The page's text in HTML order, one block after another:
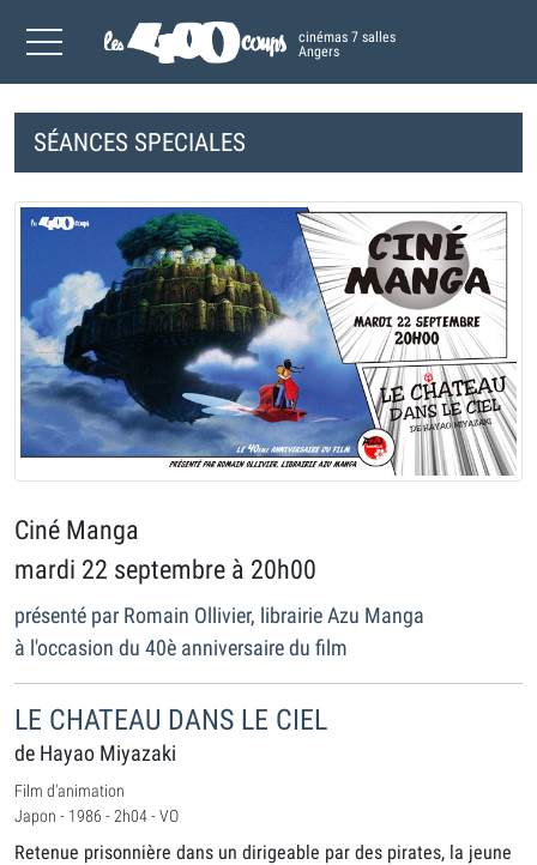
cinémas 7 salles
Angers
SÉANCES SPECIALES
Ciné Manga
mardi 22 septembre à 20h00
présenté par Romain Ollivier, librairie Azu Manga
à l'occasion du 40è anniversaire du film
LE CHATEAU DANS LE CIEL
de Hayao Miyazaki
Film d'animation
Japon - 1986 - 2h04 - VO
Retenue prisonnière dans un dirigeable par des pirates, la jeune